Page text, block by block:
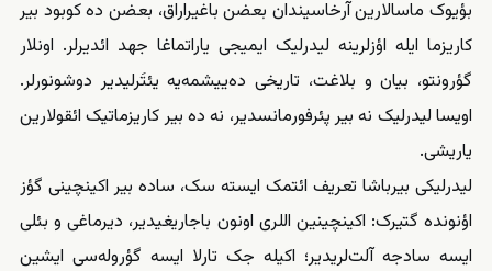
بؤیوک ماسالارین آرخاسیندان بعضن باغیراراق، بعضن ده کوبود بیر
کاریزما ایله اؤزلرینه لیدرلیک ایمیجی یاراتماغا جهد ائدیرلر. اونلار
گؤرونتو، بیان و بلاغت، تاریخی ده‌ییشمه‌یه یئتَرلیدیر دوشونورلر.
اویسا لیدرلیک نه بیر پئرفورمانسدیر، نه ده بیر کاریزماتیک ائقولارین
یاریشی.
لیدرلیکی بیرباشا تعریف ائتمک ایسته سک، ساده بیر اکینچینی گؤز
اؤنونده گتیرک: اکینچینین اللری اونون باجاریغیدیر، دیرماغی و بئلی
ایسه سادجه آلت‌لریدیر؛ اکیله جک تارلا ایسه گؤروله‌سی ایشین